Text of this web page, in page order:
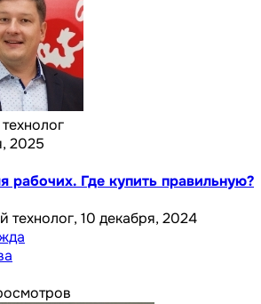
2025
рабочих. Где купить правильную?
технолог, 10 декабря, 2024